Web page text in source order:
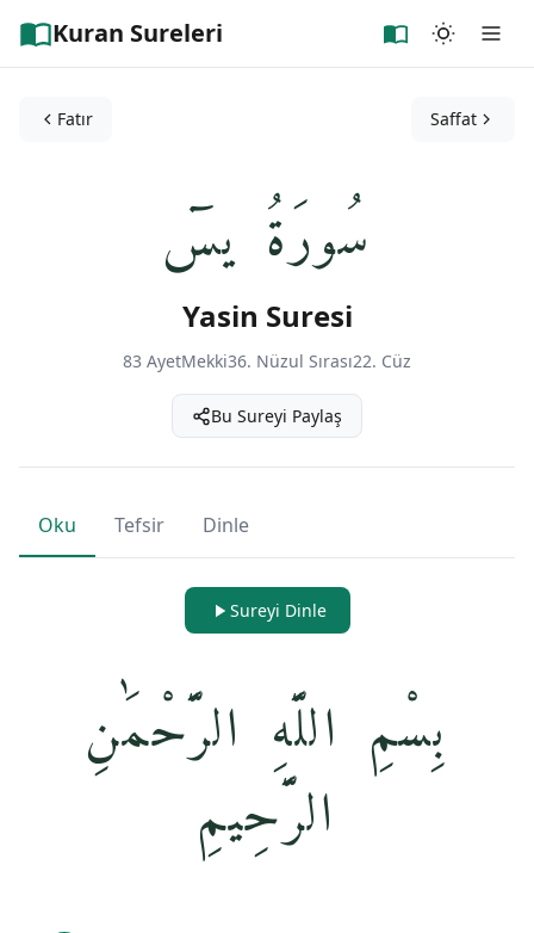
Kuran Sureleri
Fatır Saffat
سُورَةُ يسٓ
Yasin Suresi
83 AyetMekki36. Nüzul Sırası22. Cüz
Bu Sureyi Paylaş
Oku Tefsir Dinle
Sureyi Dinle
بِسْمِ اللَّهِ الرَّحْمَٰنِ
الرَّحِيمِ